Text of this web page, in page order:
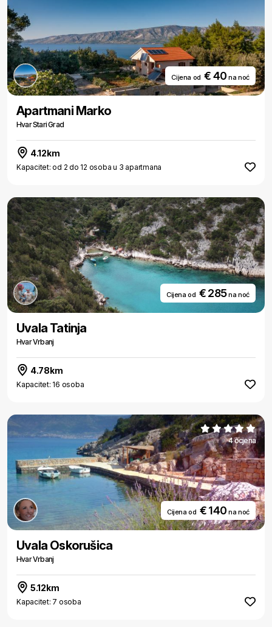
Cijena od € 40na noć
Apartmani Marko
Hvar Stari Grad
4.12km
Kapacitet: od 2 do 12 osoba u 3 apartmana
Cijena od € 285na noć
Uvala Tatinja
Hvar Vrbanj
4.78km
Kapacitet: 16 osoba
4 ocjena
Cijena od € 140na noć
Uvala Oskorušica
Hvar Vrbanj
5.12km
Kapacitet: 7 osoba